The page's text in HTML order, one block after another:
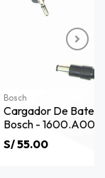
Bosch
Cargador De
Bosch -
S/ 55.00